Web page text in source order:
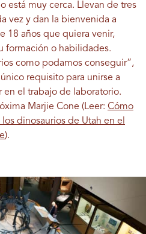
está muy cerca. Llevan de tres
vez y dan la bienvenida a
18 años que quiera venir,
formación o habilidades.
como podamos conseguir”,
requisito para unirse a
en el trabajo de laboratorio.
Marjie Cone (Leer: Cómo
dinosaurios de Utah en el
).